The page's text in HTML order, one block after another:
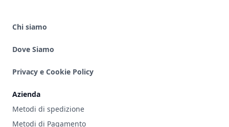
Chi siamo
Dove Siamo
Privacy e Cookie Policy
Azienda
Metodi di spedizione
Metodi di Pagamento